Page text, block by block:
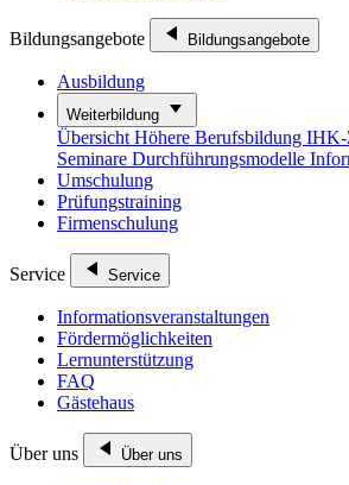
Bildungsangebote Bildungsangebote
Ausbildung
Weiterbildung
Übersicht Höhere Berufsbildung IHK-
Seminare Durchführungsmodelle
Umschulung
Prüfungstraining
Firmenschulung
Service Service
Informationsveranstaltungen
Fördermöglichkeiten
Lernunterstützung
FAQ
Gästehaus
Über uns Über uns